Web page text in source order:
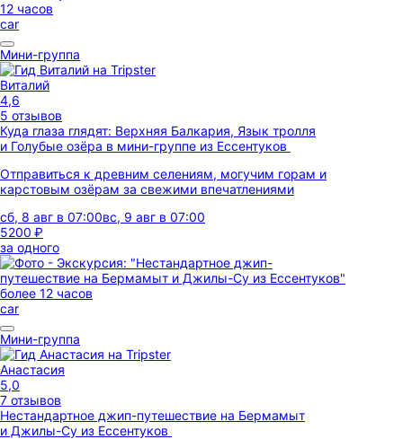
12 часов
car
Мини-группа
Виталий
4,6
5 отзывов
Куда глаза глядят: Верхняя Балкария, Язык тролля
и Голубые озёра в мини-группе из Ессентуков
Отправиться к древним селениям, могучим горам и
карстовым озёрам за свежими впечатлениями
сб, 8 авг в 07:00вс, 9 авг в 07:00
5200 ₽
за одного
более 12 часов
car
Мини-группа
Анастасия
5,0
7 отзывов
Нестандартное джип-путешествие на Бермамыт
и Джилы-Су из Ессентуков